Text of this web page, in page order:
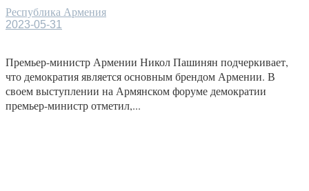
Республика Армения
2023-05-31
Премьер-министр Армении Никол Пашинян подчеркивает,
что демократия является основным брендом Армении. В
своем выступлении на Армянском форуме демократии
премьер-министр отметил,...